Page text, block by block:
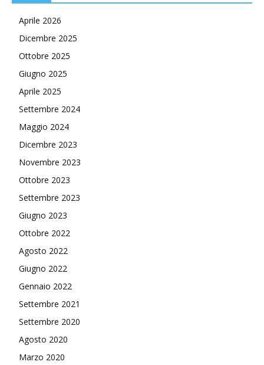
Aprile 2026
Dicembre 2025
Ottobre 2025
Giugno 2025
Aprile 2025
Settembre 2024
Maggio 2024
Dicembre 2023
Novembre 2023
Ottobre 2023
Settembre 2023
Giugno 2023
Ottobre 2022
Agosto 2022
Giugno 2022
Gennaio 2022
Settembre 2021
Settembre 2020
Agosto 2020
Marzo 2020